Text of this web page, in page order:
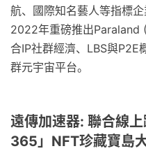
航、國際知名藝人等指標企
2022年重磅推出Paraland
合IP社群經濟、LBS與P2E
群元宇宙平台。
遠傳加速器: 聯合線
365」NFT珍藏寶島